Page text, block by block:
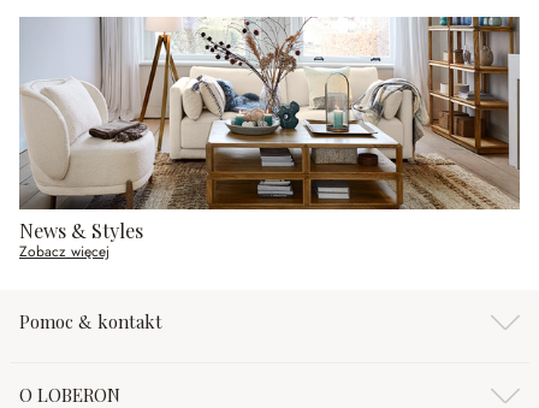
News & Styles
Zobacz więcej
Pomoc & kontakt
O LOBERON